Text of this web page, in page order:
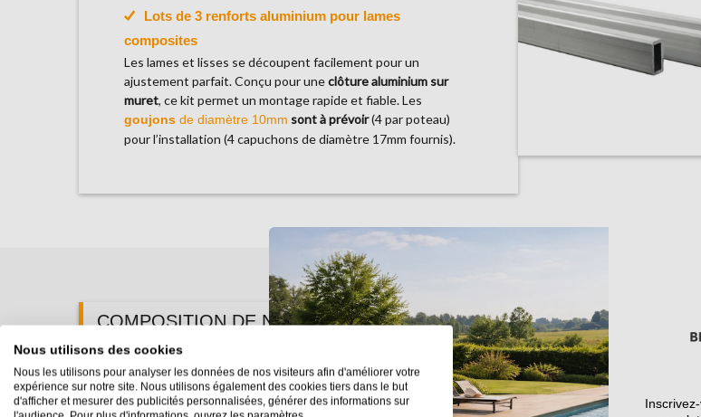
Lots de 3 renforts aluminium pour lames
composites
Les lames et lisses se découpent facilement pour un
ajustement parfait. Conçu pour uneclôture aluminium sur
muret, ce kit permet un montage rapide et fiable. Les
goujons de diamètre 10mm sont à prévoir(4 par poteau)
pour l’installation (4 capuchons de diamètre 17mm fournis).
COMPOSITION DE NOS KITS CLOTURE BAHIA & CRUZ
Longueurs Lames CRUZ Lames BAHIA Lot de 4 connecteurs Poteaux 60x70mm
5,53 m 9 3 4
Nous utilisons des cookies
Nous les utilisons pour analyser les données de nos visiteurs afin d'améliorer votre
expérience sur notre site. Nous utilisons également des cookies tiers dans le but
d'afficher et mesurer des publicités personnalisées, générer des informations sur